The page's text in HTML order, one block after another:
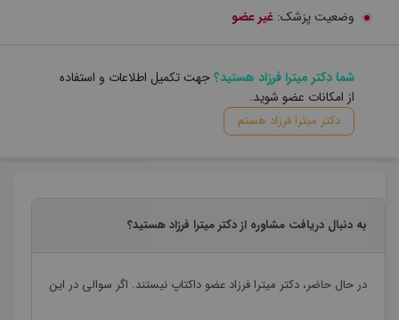
وضعیت پزشک: غیر عضو
شما دکتر میترا فرزاد هستید؟جهت تکمیل اطلاعات و استفاده
از امکانات عضو شوید.
دکتر میترا فرزاد هستم
به دنبال دریافت مشاوره از دکتر میترا فرزاد هستید؟
در حال حاضر، دکتر میترا فرزاد عضو داکتاپ نیستند. اگر سوالی در این